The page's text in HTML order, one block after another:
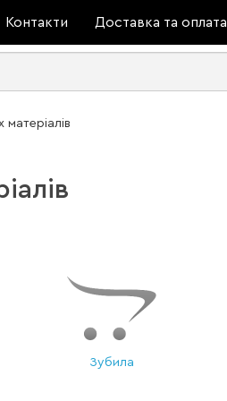
Контакти Доставка та оплата
Зубила